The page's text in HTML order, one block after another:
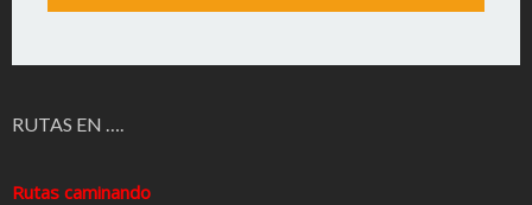
RUTAS EN ….
Rutas caminando